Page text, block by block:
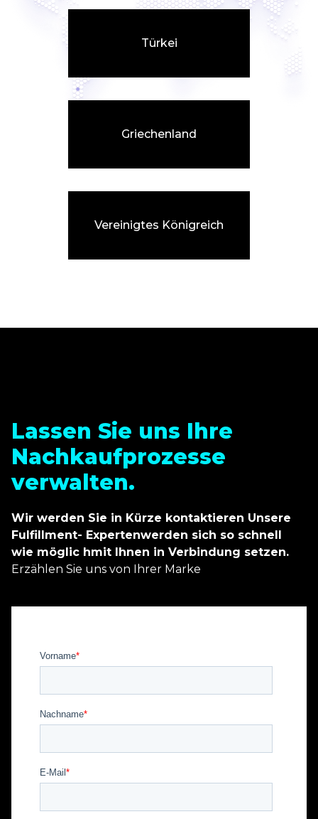
Türkei
Griechenland
Vereinigtes Königreich
Lassen Sie uns Ihre
Nachkaufprozesse
verwalten.
Wir werden Sie in Kürze kontaktieren Unsere
Fulfillment- Expertenwerden sich so schnell
wie möglic hmit Ihnen in Verbindung setzen.
Erzählen Sie uns von Ihrer Marke